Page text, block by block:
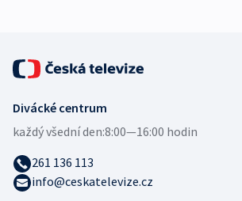
Divácké centrum
každý všední den:8:00—16:00 hodin
261 136 113
info@ceskatelevize.cz